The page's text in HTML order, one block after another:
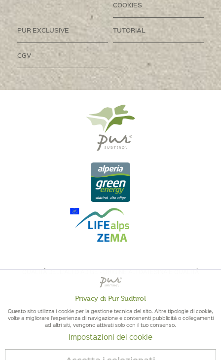
COOKIES
PUR EXCLUSIVE TUTORIAL
CGV
QUALITÀ DELL'ALTO ADIGE - ORIGINE ALTOATESINA E QUALITÁ
CONTROLLATA
Privacy di Pur Südtirol
Questo sito utilizza i cookie per la gestione tecnica del sito. Altre tipologie di cookie,
volte a migliorare l'esperienza di navigazione e contenenti pubblicità o collegamenti
ad altri siti, vengono attivati solo con il tuo consenso.
Impostazioni dei cookie